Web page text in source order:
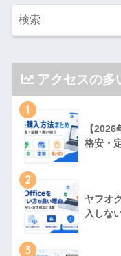
アクセスの多
1
【
格安・
2
ヤフオ
入しな
3